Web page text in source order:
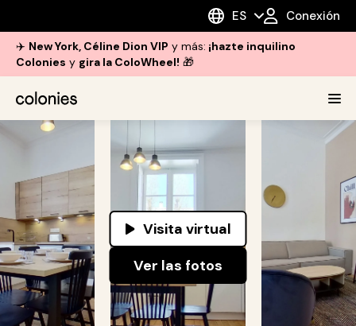
ES Conexión
✈️ New York, Céline Dion VIP y más: ¡hazte inquilino
Colonies y gira la ColoWheel! 🎁
Visita virtual
Ver las fotos